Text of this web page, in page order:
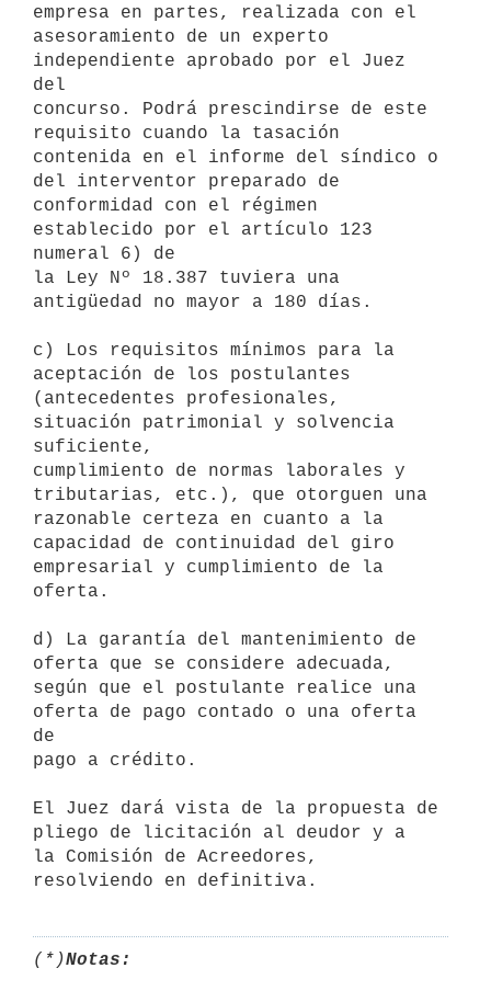
empresa en partes, realizada con el
asesoramiento de un experto
independiente aprobado por el Juez
del
concurso. Podrá prescindirse de este
requisito cuando la tasación
contenida en el informe del síndico o
del interventor preparado de
conformidad con el régimen
establecido por el artículo 123
numeral 6) de
la Ley Nº 18.387 tuviera una
antigüedad no mayor a 180 días.
c) Los requisitos mínimos para la
aceptación de los postulantes
(antecedentes profesionales,
situación patrimonial y solvencia
suficiente,
cumplimiento de normas laborales y
tributarias, etc.), que otorguen una
razonable certeza en cuanto a la
capacidad de continuidad del giro
empresarial y cumplimiento de la
oferta.
d) La garantía del mantenimiento de
oferta que se considere adecuada,
según que el postulante realice una
oferta de pago contado o una oferta
de
pago a crédito.
El Juez dará vista de la propuesta de
pliego de licitación al deudor y a
la Comisión de Acreedores,
(*)Notas: